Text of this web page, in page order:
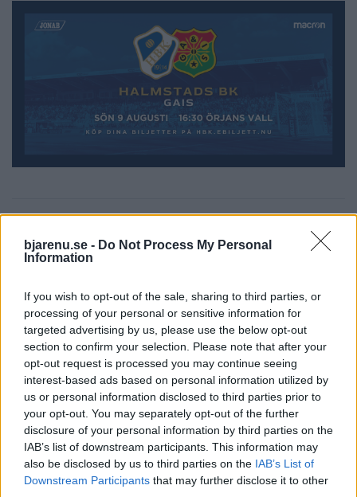
bjarenu.se - Do Not Process My Personal
Information
If you wish to opt-out of the sale, sharing to third parties, or
processing of your personal or sensitive information for
targeted advertising by us, please use the below opt-out
section to confirm your selection. Please note that after your
opt-out request is processed you may continue seeing
interest-based ads based on personal information utilized by
us or personal information disclosed to third parties prior to
your opt-out. You may separately opt-out of the further
disclosure of your personal information by third parties on the
IAB’s list of downstream participants. This information may
also be disclosed by us to third parties on the IAB’s List of
Downstream Participants that may further disclose it to other
PERSONPORTRÄTT 2026-08-04 KL. 06:00
Till Bjäre igen efter ett liv i terrorns närhet:
"Som att komma hem"
Långintervju med terrorexperten Magnus Ranstorp